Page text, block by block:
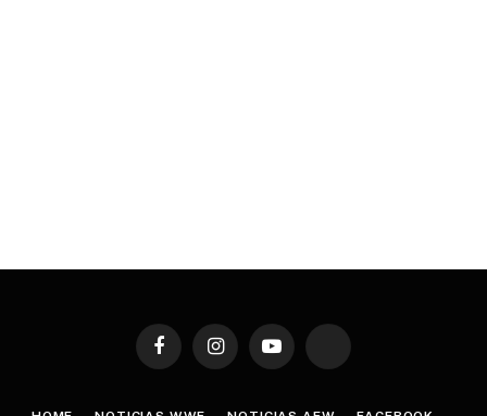
FacebookInstagramYouTube TikTok